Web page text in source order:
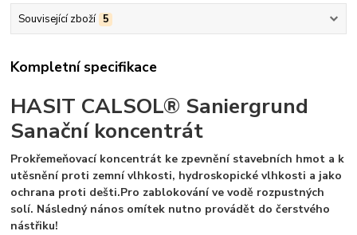
Související zboží 5
Kompletní specifikace
HASIT CALSOL® Saniergrund
Sanační koncentrát
Prokřemeňovací koncentrát ke zpevnění stavebních hmot a k
utěsnění proti zemní vlhkosti, hydroskopické vlhkosti a jako
ochrana proti dešti.Pro zablokování ve vodě rozpustných
solí. Následný nános omítek nutno provádět do čerstvého
nástřiku!